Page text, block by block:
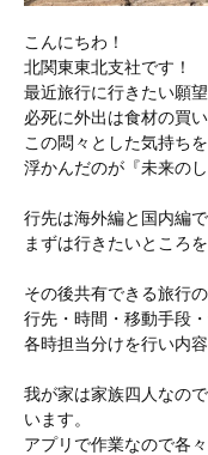
こんにちわ！
北関東東北支社です！
最近旅行に行きたい願望
必死に外出は食材の買
この悶々とした気持ち
浮かんだのが『未来の
行先は海外編と国内編で
まずは行きたいところ
その後共有できる旅行
行先・時間・移動手段・
各時担当分けを行い内
我が家は家族四人なの
います。
アプリで作業なので各